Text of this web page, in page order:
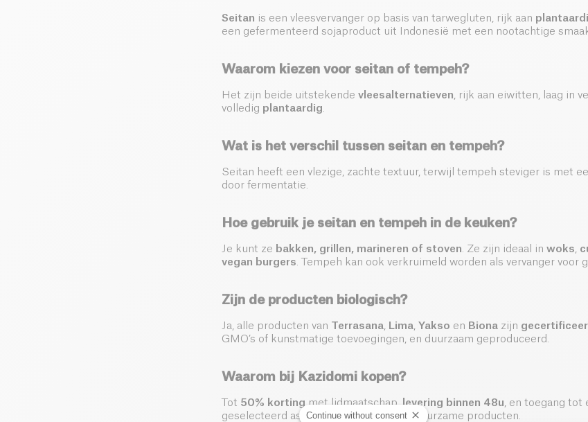
Seitan is een vleesvervanger op basis van tarwegluten, rijk aan
een gefermenteerd sojaproduct uit Indonesië met een nootachtige
Waarom kiezen voor seitan of tempeh?
Het zijn beide uitstekende vleesalternatieven , rijk aan eiwitten, laag in
volledig plantaardig
Wat is het verschil tussen seitan en tempeh?
Seitan heeft een vlezige, zachte textuur, terwijl tempeh steviger is met
door fermentatie.
Hoe gebruik je seitan en tempeh in de keuken?
Je kunt ze bakken, grillen, marineren of stoven . Ze zijn ideaal in woks
vegan burgers . Tempeh kan ook verkruimeld worden als vervanger voor
Zijn de producten biologisch?
Ja, alle producten van Terrasana Lima Yakso en Biona zijn
GMO’s of kunstmatige toevoegingen, en duurzaam geproduceerd.
Waarom bij Kazidomi kopen?
Tot 50% korting met lidmaatschap, levering binnen 48u , en toegang tot
geselecteerd assortiment gezonde en duurzame producten.
Continue without consent